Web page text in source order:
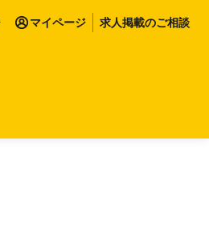
マイページ 求人掲載のご相談